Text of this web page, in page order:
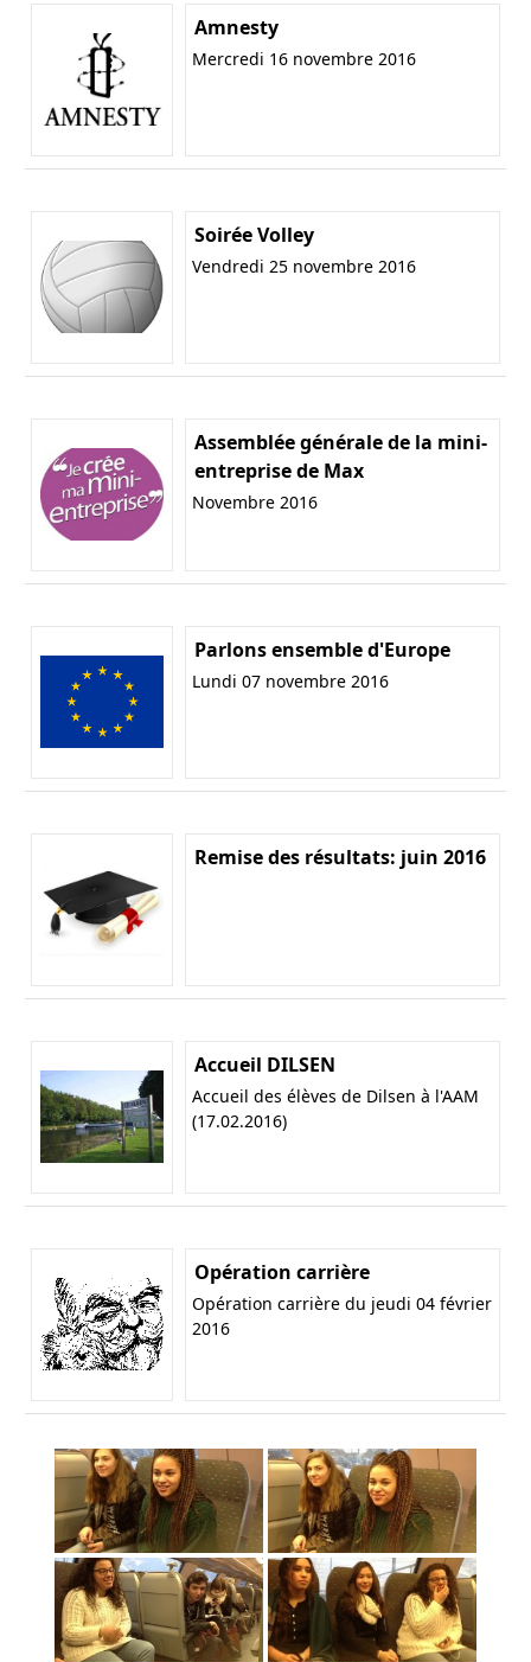
Amnesty
Mercredi 16 novembre 2016
Soirée Volley
Vendredi 25 novembre 2016
Assemblée générale de la mini-
entreprise de Max
Novembre 2016
Parlons ensemble d'Europe
Lundi 07 novembre 2016
Remise des résultats: juin 2016
Accueil DILSEN
Accueil des élèves de Dilsen à l'AAM
(17.02.2016)
Opération carrière
Opération carrière du jeudi 04 février
2016